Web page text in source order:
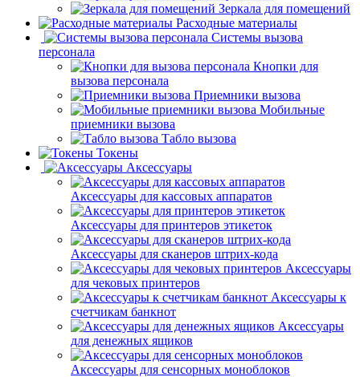
Зеркала для помещений
Расходные материалы
Системы вызова
персонала
Кнопки для
вызова персонала
Приемники вызова
Мобильные
приемники вызова
Табло вызова
Токены
Аксессуары
Аксессуары для кассовых аппаратов
Аксессуары для принтеров этикеток
Аксессуары для сканеров штрих-кода
Аксессуары
для чековых принтеров
Аксессуары к
счетчикам банкнот
Аксессуары
для денежных ящиков
Аксессуары для сенсорных моноблоков